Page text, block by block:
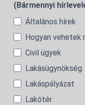
(Bármennyi
Általános hírek
Hogyan vehetek
Civil ügyek
Lakásügynökség
Lakáspályázat
Lakótér